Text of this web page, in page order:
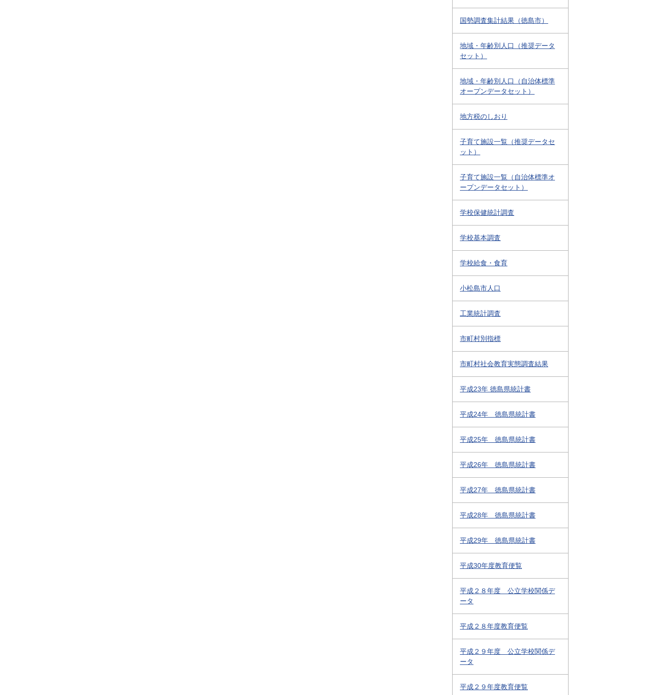
国勢調査集計結果（徳島市）
地域・年齢別人口（推奨データ
セット）
地域・年齢別人口（自治体標準
オープンデータセット）
地方税のしおり
子育て施設一覧（推奨データセ
ット）
子育て施設一覧（自治体標準オ
ープンデータセット）
学校保健統計調査
学校基本調査
学校給食・食育
小松島市人口
工業統計調査
市町村別指標
市町村社会教育実態調査結果
平成23年 徳島県統計書
平成24年 徳島県統計書
平成25年 徳島県統計書
平成26年 徳島県統計書
平成27年 徳島県統計書
平成28年 徳島県統計書
平成29年 徳島県統計書
平成30年度教育便覧
平成２８年度 公立学校関係デ
ータ
平成２８年度教育便覧
平成２９年度 公立学校関係デ
ータ
平成２９年度教育便覧